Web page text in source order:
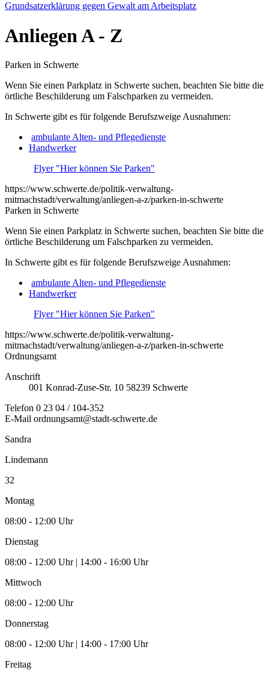
Grundsatzerklärung gegen Gewalt am Arbeitsplatz
AnliegenA - Z
Parken in Schwerte
Wenn Sie einen Parkplatz in Schwerte suchen, beachten Sie bitte die
örtliche Beschilderung um Falschparken zu vermeiden.
In Schwerte gibt es für folgende Berufszweige Ausnahmen:
ambulante Alten- und Pflegedienste
Handwerker
Flyer "Hier können Sie Parken"
https://www.schwerte.de/politik-verwaltung-
mitmachstadt/verwaltung/anliegen-a-z/parken-in-schwerte
Parken in Schwerte
Wenn Sie einen Parkplatz in Schwerte suchen, beachten Sie bitte die
örtliche Beschilderung um Falschparken zu vermeiden.
In Schwerte gibt es für folgende Berufszweige Ausnahmen:
ambulante Alten- und Pflegedienste
Handwerker
Flyer "Hier können Sie Parken"
https://www.schwerte.de/politik-verwaltung-
mitmachstadt/verwaltung/anliegen-a-z/parken-in-schwerte
Ordnungsamt
Anschrift
001 Konrad-Zuse-Str. 10 58239 Schwerte
Telefon 0 23 04 / 104-352
E-Mail ordnungsamt@stadt-schwerte.de
Sandra
Lindemann
32
Montag
08:00 - 12:00 Uhr
Dienstag
08:00 - 12:00 Uhr | 14:00 - 16:00 Uhr
Mittwoch
08:00 - 12:00 Uhr
Donnerstag
08:00 - 12:00 Uhr | 14:00 - 17:00 Uhr
Freitag